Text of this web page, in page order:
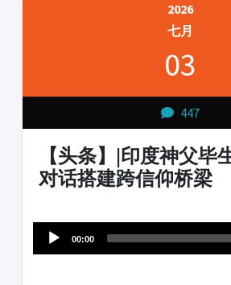
2026
七月
03
447
【头条】|印度神父毕
对话搭建跨信仰桥梁
Player
00:00